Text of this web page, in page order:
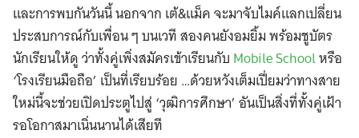
และการพบกันวันนี้ นอกจาก เต้&แม็ค จะมาจับไมค์แลกเปลี่ยน
ประสบการณ์กับเพื่อน ๆ บนเวที สองคนยังอมยิ้ม พร้อมชูบัตร
นักเรียนให้ดู ว่าทั้งคู่เพิ่งสมัครเข้าเรียนกับ Mobile Schoolหรือ
‘โรงเรียนมือถือ’ เป็นที่เรียบร้อย …ด้วยหวังเต็มเปี่ยมว่าทางสาย
ใหม่นี้จะช่วยเปิดประตูไปสู่ ‘วุฒิการศึกษา’ อันเป็นสิ่งที่ทั้งคู่เฝ้า
รอโอกาสมาเนิ่นนานได้เสียที